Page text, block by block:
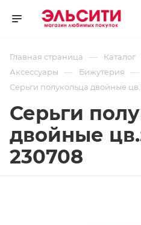
Главная страница — Каталог
Аксессуары — Бижутерия —
Серьги полукольца двойные
Серьги
двойные
230708